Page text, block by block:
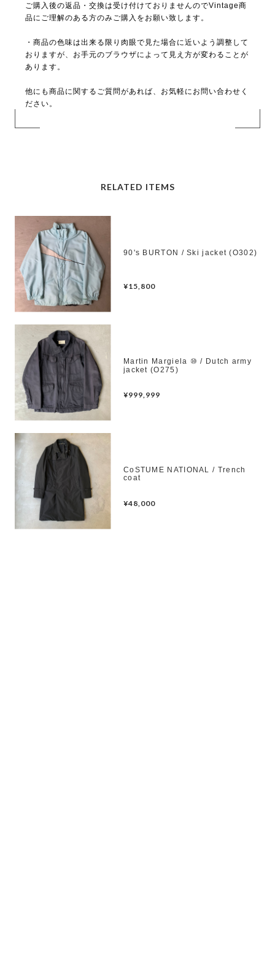
ご購入後の返品・交換は受け付けておりませんのでVintage商
品にご理解のある方のみご購入をお願い致します。
・商品の色味は出来る限り肉眼で見た場合に近いよう調整して
おりますが、お手元のブラウザによって見え方が変わることが
あります。
他にも商品に関するご質問があれば、お気軽にお問い合わせく
ださい。
RELATED ITEMS
90's BURTON / Ski jacket (O302)
¥15,800
Martin Margiela ⑩ / Dutch army
jacket (O275)
¥999,999
CoSTUME NATIONAL / Trench
coat
¥48,000